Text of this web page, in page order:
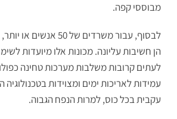
מבוססי קפה.
לבסוף, עבור משרדים של 50
הן חשיבות עליונה. מכונות אלו מיועדות
לעתים קרובות משלבות מערכות טחינה
עמידות לאריכות ימים ומצוידות
עקבית בכל כוס, למרות הנפח הגבוה.